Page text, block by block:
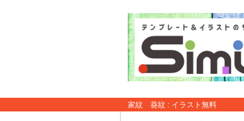
家紋 葵紋 : イラスト無料